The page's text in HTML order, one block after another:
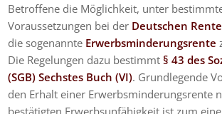
Betroffene die Möglichkeit, unter
Voraussetzungen bei der Deutschen
die sogenannte Erwerbsminderungsrente
Die Regelungen dazu bestimmt§ 43 des
(SGB) Sechstes Buch (VI). Grundlegende
den Erhalt einer Erwerbsminderungsrente